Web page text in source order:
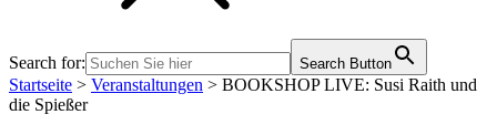
Search for: Search Button
Startseite > Veranstaltungen > BOOKSHOP LIVE: Susi Raith und
die Spießer